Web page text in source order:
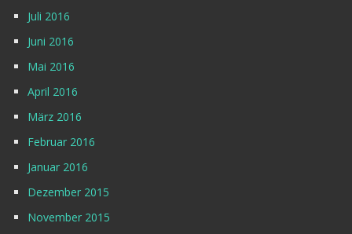
Juli 2016
Juni 2016
Mai 2016
April 2016
März 2016
Februar 2016
Januar 2016
Dezember 2015
November 2015